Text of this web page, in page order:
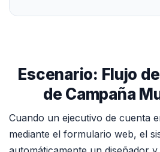
Escenario: Flujo
de Campaña
Cuando un ejecutivo de cuenta
mediante el formulario web, el